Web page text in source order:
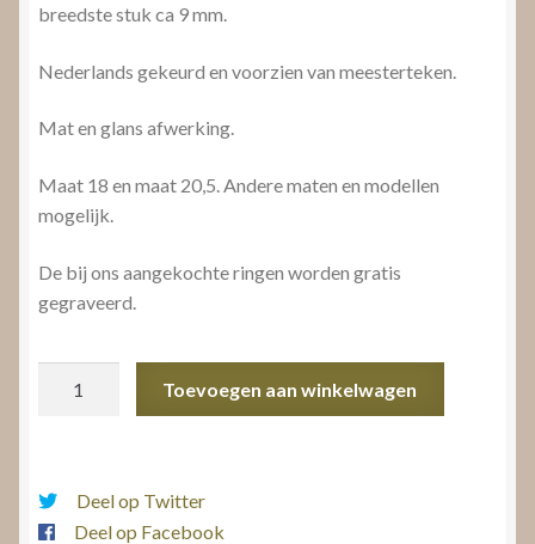
breedste stuk ca 9 mm.
Nederlands gekeurd en voorzien van meesterteken.
Mat en glans afwerking.
Maat 18 en maat 20,5. Andere maten en modellen
mogelijk.
De bij ons aangekochte ringen worden gratis
gegraveerd.
Toevoegen aan winkelwagen
Deel op Twitter
Deel op Facebook